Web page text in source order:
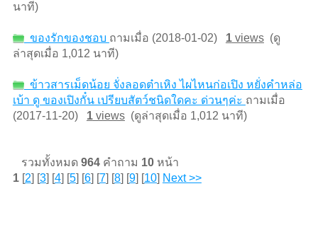
นาที)
ของรักของชอบ ถามเมื่อ (2018-01-02) 1views(ดู
ล่าสุดเมื่อ 1,012 นาที)
ข้าวสารเม็ดน้อย จั่งลอดต๋าเหิง ไผไหนก่อเปิง หยั่งคำหล่อ
เบ้า ดู ของเปิงกั๋น เปรียบสัตว์ชนิดใดคะ ด่วนๆค่ะ ถามเมื่อ
(2017-11-20) 1views(ดูล่าสุดเมื่อ 1,012 นาที)
รวมทั้งหมด 964คำถาม 10หน้า
1[2] [3] [4] [5] [6] [7] [8] [9] [10] Next >>